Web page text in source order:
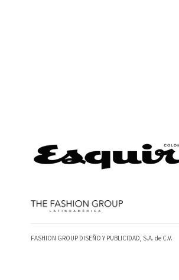
FASHION GROUP DISEÑO Y PUBLICIDAD, S.A. de C.V.